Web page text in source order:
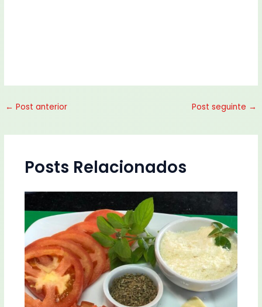
← Post anterior Post seguinte →
Posts Relacionados